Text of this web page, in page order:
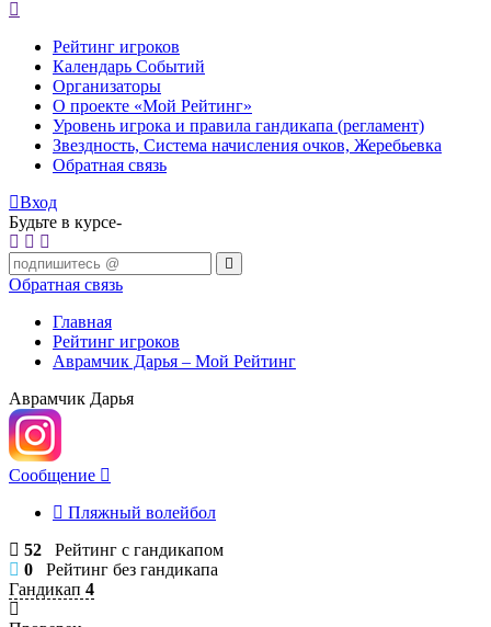
Рейтинг игроков
Календарь Событий
Организаторы
О проекте «Мой Рейтинг»
Уровень игрока и правила гандикапа (регламент)
Звездность, Система начисления очков, Жеребьевка
Обратная связь
Вход
Будьте в курсе-
Обратная связь
Главная
Рейтинг игроков
Аврамчик Дарья – Мой Рейтинг
Аврамчик Дарья
Сообщение
Пляжный волейбол
52 Рейтинг с гандикапом
0 Рейтинг без гандикапа
Гандикап 4